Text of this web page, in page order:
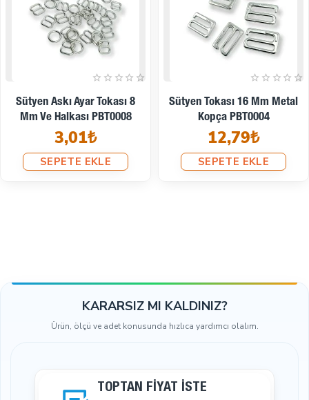
Sütyen Askı Ayar Tokası 8
Mm Ve Halkası PBT0008
3,01₺
SEPETE EKLE
Sütyen Tokası 16 Mm Metal
Kopça PBT0004
12,79₺
SEPETE EKLE
KARARSIZ MI KALDINIZ?
Ürün, ölçü ve adet konusunda hızlıca yardımcı olalım.
TOPTAN FIYAT İSTE